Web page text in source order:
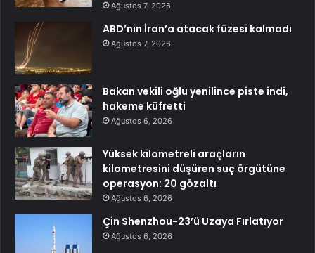
Ağustos 7, 2026
ABD’nin İran’a atacak füzesi kalmadı
Ağustos 7, 2026
Bakan vekili oğlu yenilince piste indi,
hakeme küfretti
Ağustos 6, 2026
Yüksek kilometreli araçların
kilometresini düşüren suç örgütüne
operasyon: 20 gözaltı
Ağustos 6, 2026
Çin Shenzhou-23’ü Uzaya Fırlatıyor
Ağustos 6, 2026